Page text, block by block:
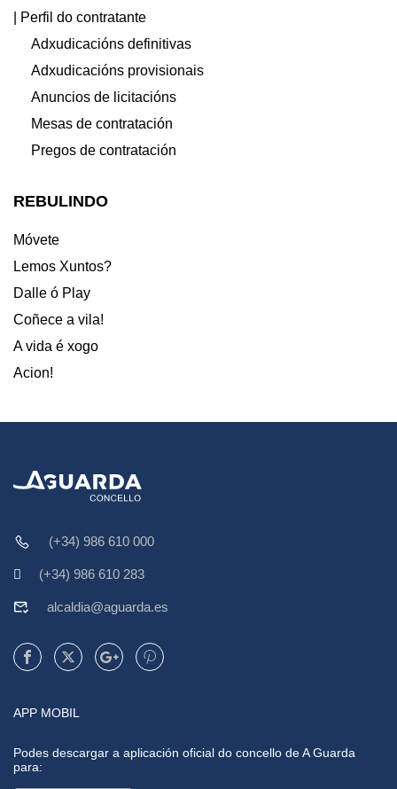
| Perfil do contratante
Adxudicacións definitivas
Adxudicacións provisionais
Anuncios de licitacións
Mesas de contratación
Pregos de contratación
REBULINDO
Móvete
Lemos Xuntos?
Dalle ó Play
Coñece a vila!
A vida é xogo
Acion!
(+34) 986 610 000
(+34) 986 610 283
alcaldia@aguarda.es
APP MOBIL
Podes descargar a aplicación oficial do concello de A Guarda
para: